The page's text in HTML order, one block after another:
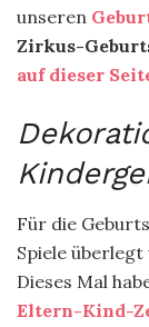
unseren
Zirkus-
auf dieser
Für die
Spiele
Dieses Mal
Eltern-Kind-